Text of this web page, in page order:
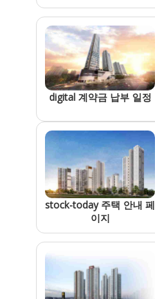
digital 계약금 납부 일정
stock-today 주택 안내 페
이지